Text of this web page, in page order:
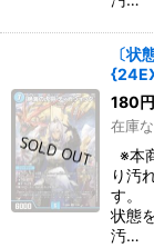
〔状
180円
在庫
※本
り汚
す。
状態
汚…